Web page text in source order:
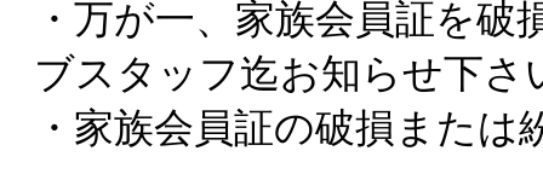
・万が一、家族会員証を
ブスタッフ迄お知らせ下さ
・家族会員証の破損また